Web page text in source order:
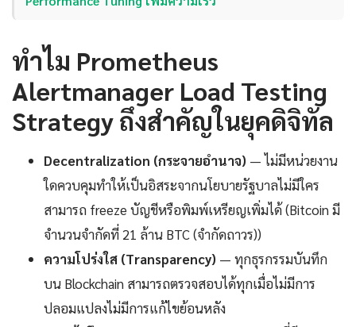
ทำไม Prometheus
Alertmanager Load Testing
Strategy ถึงสำคัญในยุคดิจิทัล
Decentralization (กระจายอำนาจ) — ไม่มีหน่วยงาน
ใดควบคุมทำให้เป็นอิสระจากนโยบายรัฐบาลไม่มีใคร
สามารถ freeze บัญชีหรือพิมพ์เหรียญเพิ่มได้ (Bitcoin มี
จำนวนจำกัดที่ 21 ล้าน BTC (จำกัดถาวร))
ความโปร่งใส (Transparency) — ทุกธุรกรรมบันทึก
บน Blockchain สามารถตรวจสอบได้ทุกเมื่อไม่มีการ
ปลอมแปลงไม่มีการแก้ไขย้อนหลัง